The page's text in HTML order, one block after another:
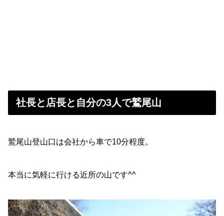
社長と店長と自分の3人で鷲尾山
鷲尾山登山口は会社から車で10分程度。
本当に気軽に行ける近所の山です^^